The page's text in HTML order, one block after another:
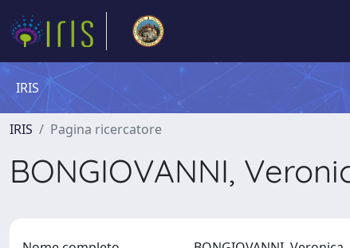
IRIS
IRIS Pagina ricercatore
BONGIOVANNI,